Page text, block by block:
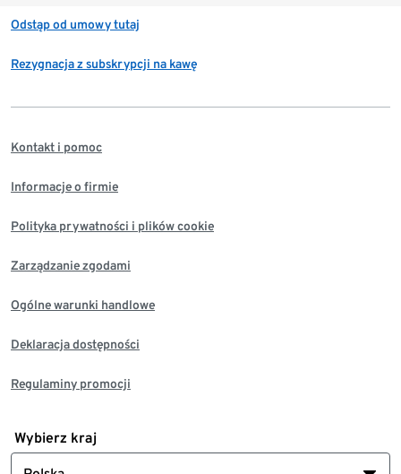
Odstąp od umowy tutaj
Rezygnacja z subskrypcji na kawę
Kontakt i pomoc
Informacje o firmie
Polityka prywatności i plików cookie
Zarządzanie zgodami
Ogólne warunki handlowe
Deklaracja dostępności
Regulaminy promocji
Wybierz kraj